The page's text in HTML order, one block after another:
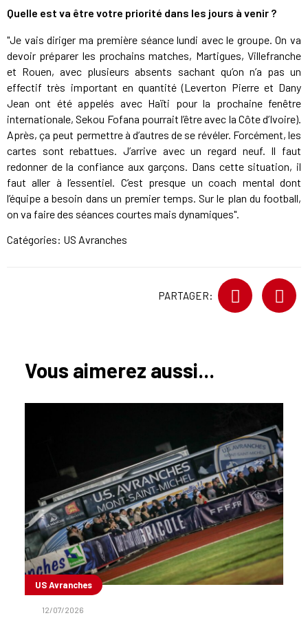
Quelle est va être votre priorité dans les jours à venir ?
"Je vais diriger ma première séance lundi avec le groupe. On va
devoir préparer les prochains matches, Martigues, Villefranche
et Rouen, avec plusieurs absents sachant qu’on n’a pas un
effectif très important en quantité (Leverton Pierre et Dany
Jean ont été appelés avec Haïti pour la prochaine fenêtre
internationale, Sekou Fofana pourrait l’être avec la Côte d’Ivoire).
Après, ça peut permettre à d’autres de se révéler. Forcément, les
cartes sont rebattues. J’arrive avec un regard neuf. Il faut
redonner de la confiance aux garçons. Dans cette situation, il
faut aller à l’essentiel. C’est presque un coach mental dont
l’équipe a besoin dans un premier temps. Sur le plan du football,
on va faire des séances courtes mais dynamiques".
Catégories: US Avranches
PARTAGER:
Vous aimerez aussi...
US Avranches
12/07/2026